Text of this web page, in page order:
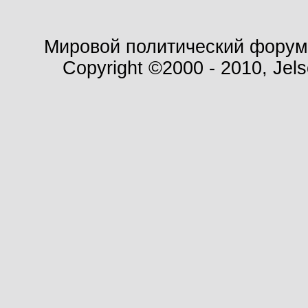
Мировой политический
Copyright ©2000 - 2010,